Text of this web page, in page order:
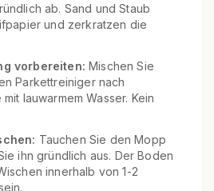
ab. Sand und Staub
und zerkratzen die
vorbereiten: Mischen Sie
Parkettreiniger nach
lauwarmem Wasser. Kein
Tauchen Sie den Mopp
ihn gründlich aus. Der Boden
innerhalb von 1-2